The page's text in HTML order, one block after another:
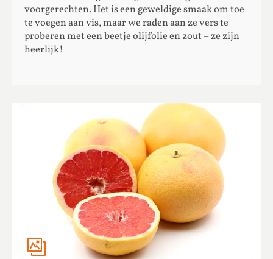
voorgerechten. Het is een geweldige smaak om toe
te voegen aan vis, maar we raden aan ze vers te
proberen met een beetje olijfolie en zout – ze zijn
heerlijk!